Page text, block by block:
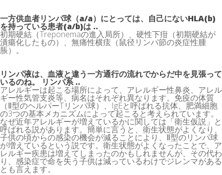
一方供血者リンパ球（a/a）にとっては、自己にないHLA(b)
を持っている患者(a/b)は ..
初期硬結（Treponemaの進入局所）、硬性下疳（初期硬結が
潰瘍化したもの）、無痛性横痃（鼠径リンパ節の炎症性腫
脹）。
リンパ液は、血液と違う一方通行の流れでからだ中を見張って
いるのね。 リンパ系 ..
アレルギーは起こる場所によって、アレルギー性鼻炎、アレル
ギー性気管支炎等、病名はそれぞれ異なります。免疫の体質
（Ⅱ型のヘルパーTリンパ球）、IgEと呼ばれる抗体、肥満細胞
の3つの基本メカニズムによって起こると考えられています。
なぜ近年アレルギーが増えているかに関しては「衛生仮説」と
呼ばれる説があります。簡単に言うと、衛生状態がよくなり、
子供の頃からの感染の機会が減ることにより、Ⅱ型のリンパ球
が増えているという説です。衛生状態がよくなったことで、ア
レルギー疾患は増えてしまったのかもしれませんが、その代わ
り、感染症で命を失う子供は減っているわけでジレンマがある
とも言えます。